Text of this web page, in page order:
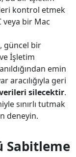
kontrol etmek
veya bir Mac
güncel bir
İşletim
emin
aracılığıyla geri
silecektir.
sınırlı tutmak
deneyin.
Sabitleme